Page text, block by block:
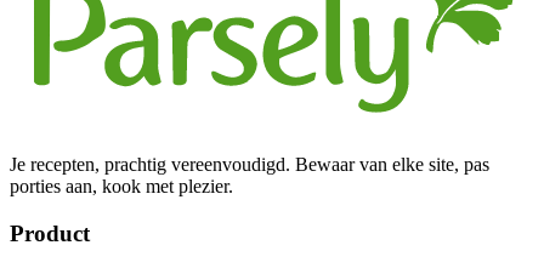
Je recepten, prachtig vereenvoudigd. Bewaar van elke site, pas
porties aan, kook met plezier.
Product